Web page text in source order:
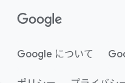
コンタクト センター
Chrome Enterprise
購入方法
ガイド
()
Google について